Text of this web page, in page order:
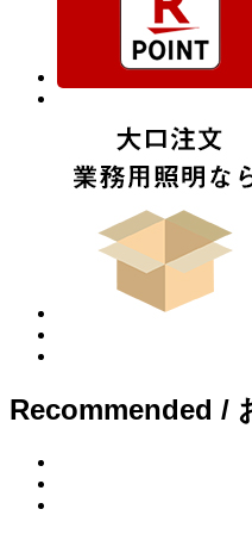
Recommended /